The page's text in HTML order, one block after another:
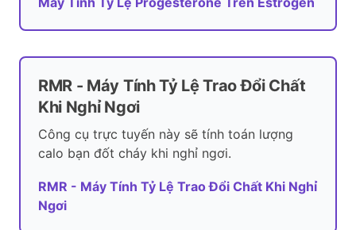
RMR - Máy Tính Tỷ Lệ Trao Đổi Chất
Khi Nghỉ Ngơi
Công cụ trực tuyến này sẽ tính toán lượng
calo bạn đốt cháy khi nghỉ ngơi.
RMR - Máy Tính Tỷ Lệ Trao Đổi Chất Khi Nghỉ
Ngơi